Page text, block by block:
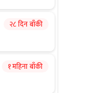
२८ दिन बाँकी
१ महिना बाँकी